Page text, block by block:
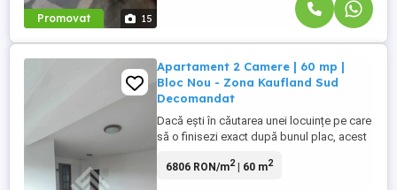
Promovat 15
Apartament 2 Camere | 60 mp |
Bloc Nou - Zona Kaufland Sud
Decomandat
Dacă ești în căutarea unei locuințe pe care
să o finisezi exact după bunul plac, acest
Kaufland, zona de jos) reprezintă varianta
6806 RON/m2| 60 m2